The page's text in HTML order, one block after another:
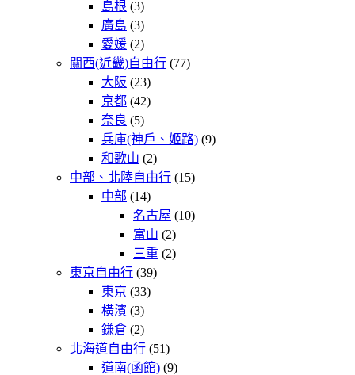
島根 (3)
廣島 (3)
愛媛 (2)
關西(近畿)自由行 (77)
大阪 (23)
京都 (42)
奈良 (5)
兵庫(神戶、姬路) (9)
和歌山 (2)
中部、北陸自由行 (15)
中部 (14)
名古屋 (10)
富山 (2)
三重 (2)
東京自由行 (39)
東京 (33)
橫濱 (3)
鎌倉 (2)
北海道自由行 (51)
道南(函館) (9)